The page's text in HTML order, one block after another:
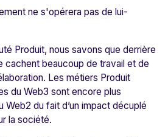
ne s'opérera pas de lui-
Produit, nous savons que derrière
cachent beaucoup de travail et de
Les métiers Produit
du Web3 sont encore plus
du fait d’un impact décuplé
la société.